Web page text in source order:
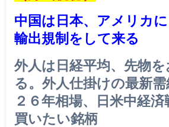
中国は日本、アメリカ
輸出規制をして来る
外人は日経平均、先物
る。外人仕掛けの最新
２６年相場、日米中経済
買いたい銘柄